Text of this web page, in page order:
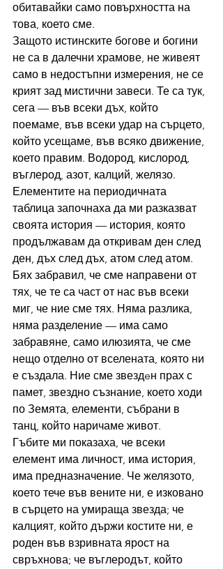
обитавайки само повърхността на
това, което сме.
Защото истинските богове и богини
не са в далечни храмове, не живеят
само в недостъпни измерения, не се
крият зад мистични завеси. Те са тук,
сега — във всеки дъх, който
поемаме, във всеки удар на сърцето,
който усещаме, във всяко движение,
което правим. Водород, кислород,
въглерод, азот, калций, желязо.
Елементите на периодичната
таблица започнаха да ми разказват
своята история — история, която
продължавам да откривам ден след
ден, дъх след дъх, атом след атом.
Бях забравил, че сме направени от
тях, че те са част от нас във всеки
миг, че ние сме тях. Няма разлика,
няма разделение — има само
забравяне, само илюзията, че сме
нещо отделно от вселената, която ни
е създала. Ние сме звездeн прах с
памет, звездно съзнание, което ходи
по Земята, елементи, събрани в
танц, който наричаме живот.
Гъбите ми показаха, че всеки
елемент има личност, има история,
има предназначение. Че желязото,
което тече във вените ни, е изковано
в сърцето на умираща звезда; че
калцият, който държи костите ни, е
роден във взривната ярост на
свръхнова; че въглеродът, който